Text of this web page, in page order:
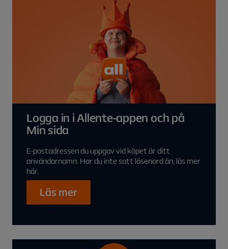
Logga in i Allente-appen och på
Min sida
E-postadressen du uppgav vid köpet är ditt
användarnamn. Har du inte satt lösenord än, läs mer
här.
Läs mer